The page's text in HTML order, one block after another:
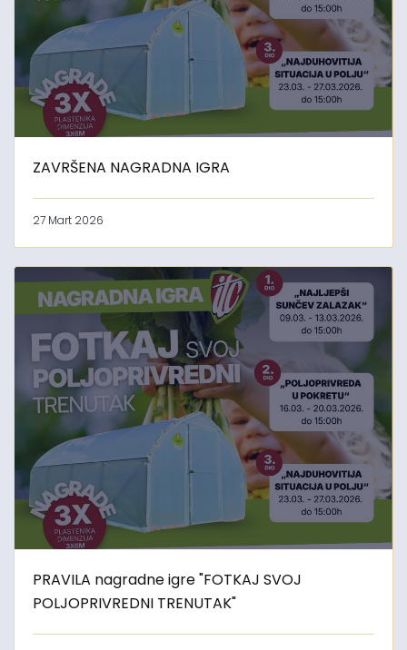
ZAVRŠENA NAGRADNA IGRA
27 Mart 2026
PRAVILA nagradne igre "FOTKAJ SVOJ
POLJOPRIVREDNI TRENUTAK"